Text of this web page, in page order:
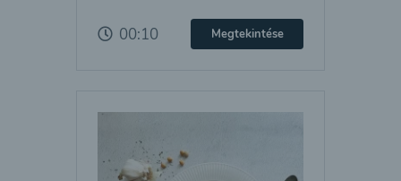
00:10 Megtekintése